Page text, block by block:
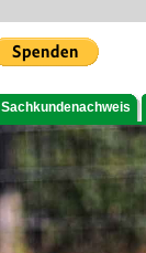
Sachkundenachweis